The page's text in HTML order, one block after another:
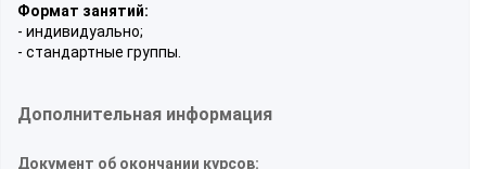
Формат занятий:
- индивидуально;
- стандартные группы.
Дополнительная информация
Документ об окончании курсов: